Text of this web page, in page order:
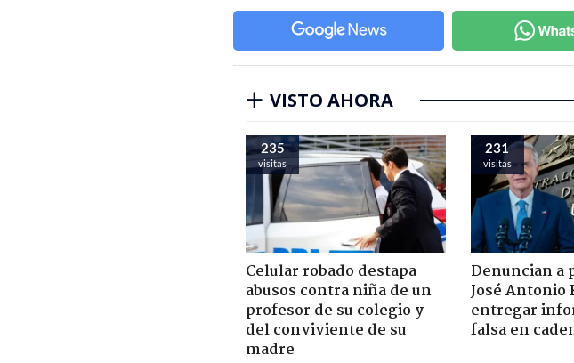
VISTO AHORA
235
visitas
Celular robado destapa
abusos contra niña de un
profesor de su colegio y
del conviviente de su
madre
231
visitas
Denuncian a
José Antonio
entregar
falsa en